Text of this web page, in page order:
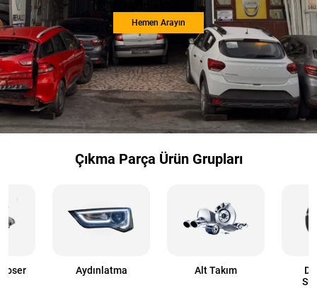
Hemen Arayın
Çıkma Parça Ürün Grupları
Aydınlatma Alt Takım